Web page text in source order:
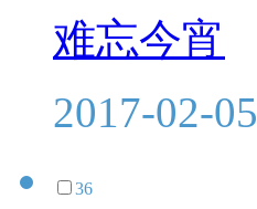
难忘今宵
2017-02-05
36